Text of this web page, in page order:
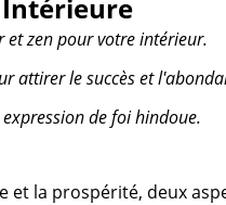
Intérieure
et zen pour votre intérieur.
attirer le succès et
de foi hindoue.
la prospérité, deux